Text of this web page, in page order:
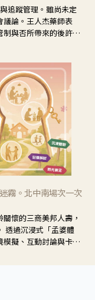
追蹤管理。雖尚未定
議論。王人杰藥師表
與否所帶來的後許影
霧。北中南場次一次
懷的三商美邦人壽，
擬、互動討論與卡牌